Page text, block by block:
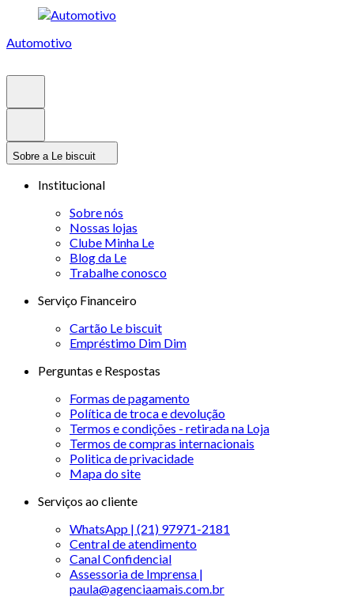
Automotivo
Sobre a Le biscuit
Institucional
Sobre nós
Nossas lojas
Clube Minha Le
Blog da Le
Trabalhe conosco
Serviço Financeiro
Cartão Le biscuit
Empréstimo Dim Dim
Perguntas e Respostas
Formas de pagamento
Política de troca e devolução
Termos e condições - retirada na Loja
Termos de compras internacionais
Politica de privacidade
Mapa do site
Serviços ao cliente
WhatsApp | (21) 97971-2181
Central de atendimento
Canal Confidencial
Assessoria de Imprensa |
paula@agenciaamais.com.br